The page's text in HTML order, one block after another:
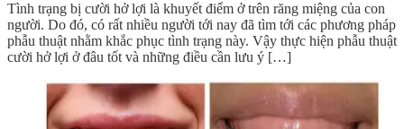
Tình trạng bị cười hở lợi là khuyết điểm ở trên răng miệng của con
người. Do đó, có rất nhiều người tới nay đã tìm tới các phương pháp
phẫu thuật nhằm khắc phục tình trạng này. Vậy thực hiện phẫu thuật
cười hở lợi ở đâu tốt và những điều cần lưu ý […]